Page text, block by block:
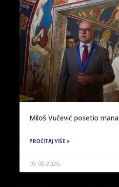
Miloš Vučević posetio
PROČITAJ VIŠE »
05.08.2026.